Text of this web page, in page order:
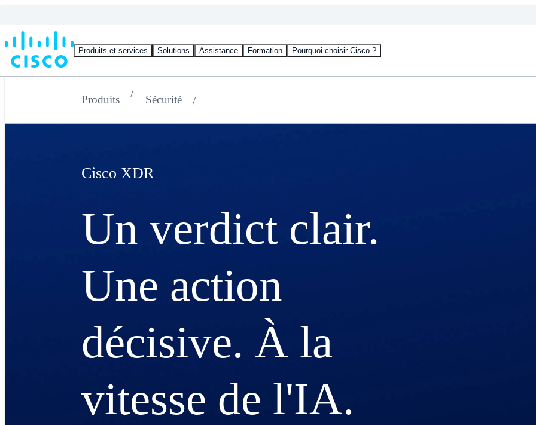
Produits et services Solutions Assistance Formation Pourquoi choisir Cisco ?
Produits Sécurité
Cisco XDR
Un verdict clair.
Une action
décisive. À la
vitesse de l'IA.